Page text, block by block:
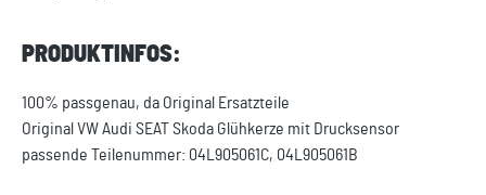
PRODUKTINFOS:
100% passgenau, da Original Ersatzteile
Original VW Audi SEAT Skoda Glühkerze mit Drucksensor
passende Teilenummer: 04L905061C, 04L905061B